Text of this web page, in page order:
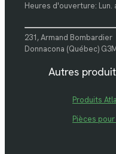
Heures d'ouverture: Lun.
231, Armand Bombardier
Donnacona (Québec)
Autres
Produits
Pièces